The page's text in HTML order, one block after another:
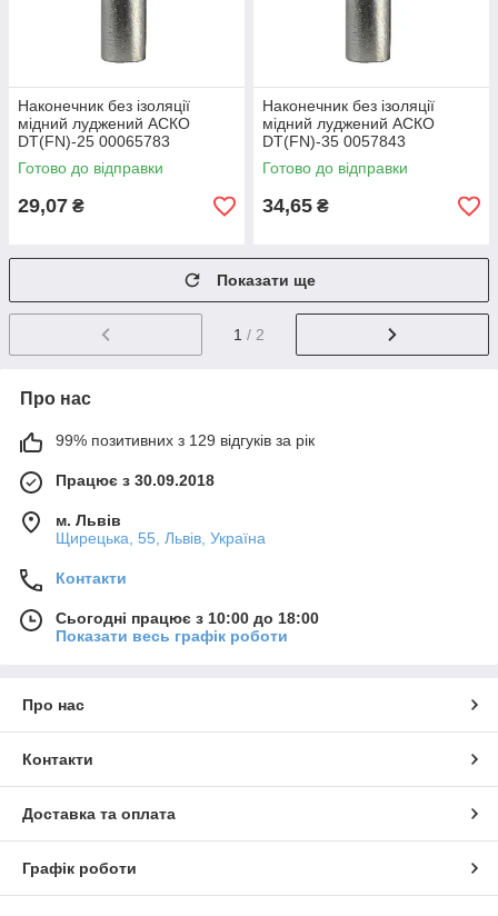
Наконечник без ізоляції
мідний луджений АСКО
DT(FN)-25 00065783
Готово до відправки
29,07 ₴
Наконечник без ізоляції
мідний луджений АСКО
DT(FN)-35 0057843
Готово до відправки
34,65 ₴
Показати ще
1 / 2
Про нас
99% позитивних з 129 відгуків за рік
Працює з 30.09.2018
м. Львів
Щирецька, 55, Львів, Україна
Контакти
Сьогодні працює з 10:00 до 18:00
Показати весь графік роботи
Про нас
Контакти
Доставка та оплата
Графік роботи